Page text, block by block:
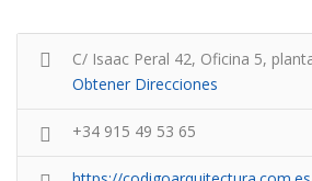
C/ Isaac Peral 42, Oficina 5,
Obtener Direcciones
+34 915 49 53 65